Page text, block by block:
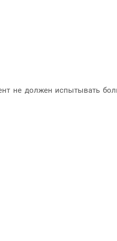
не должен испытывать